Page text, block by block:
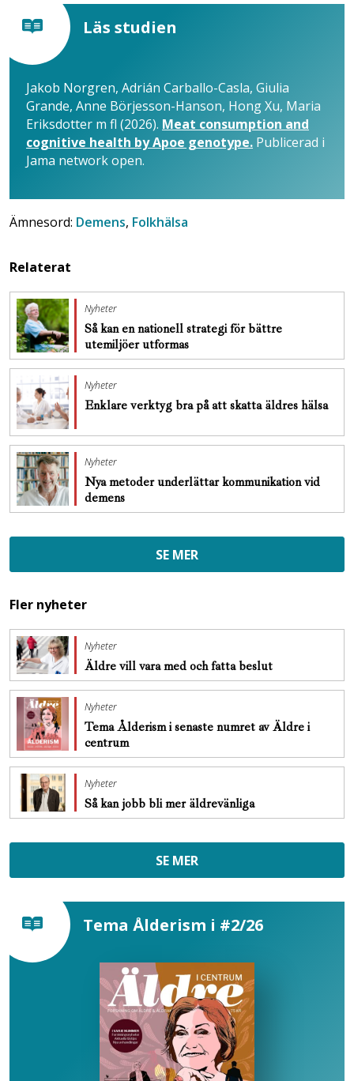
Läs studien
Jakob Norgren, Adrián Carballo-Casla, Giulia
Grande, Anne Börjesson-Hanson, Hong Xu, Maria
Eriksdotter m fl (2026). Meat consumption and
cognitive health by Apoe genotype. Publicerad i
Jama networkopen.
Ämnesord: Demens, Folkhälsa
Relaterat
Nyheter
Så kan en nationell strategi för bättre
utemiljöer utformas
Nyheter
Enklare verktyg bra på att skatta äldres hälsa
Nyheter
Nya metoder underlättar kommunikation vid
demens
SE MER
Fler nyheter
Nyheter
Äldre vill vara med och fatta beslut
Nyheter
Tema Ålderism i senaste numret av Äldre i
centrum
Nyheter
Så kan jobb bli mer äldrevänliga
SE MER
Tema Ålderism i #2/26